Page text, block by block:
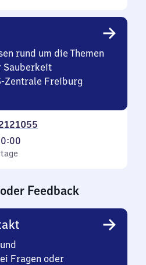
rund um die Themen
Sauberkeit
Zentrale Freiburg
Feedback
Fragen oder